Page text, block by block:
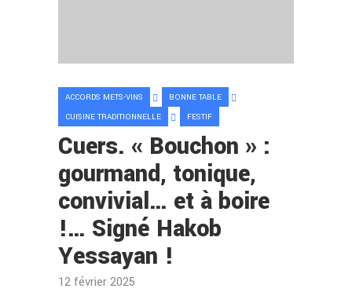
ACCORDS METS-VINS
BONNE TABLE
CUISINE TRADITIONNELLE
FESTIF
Cuers. « Bouchon » :
gourmand, tonique,
convivial… et à boire
!… Signé Hakob
Yessayan !
12 février 2025